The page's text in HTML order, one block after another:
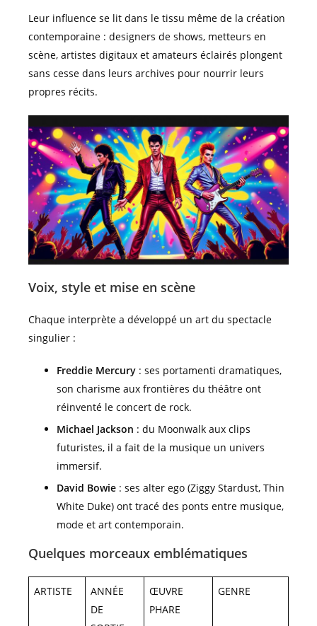
Leur influence se lit dans le tissu même de la création
contemporaine : designers de shows, metteurs en
scène, artistes digitaux et amateurs éclairés plongent
sans cesse dans leurs archives pour nourrir leurs
propres récits.
Voix, style et mise en scène
Chaque interprète a développé un art du spectacle
singulier :
Freddie Mercury : ses portamenti dramatiques,
son charisme aux frontières du théâtre ont
réinventé le concert de rock.
Michael Jackson : du Moonwalk aux clips
futuristes, il a fait de la musique un univers
immersif.
David Bowie : ses alter ego (Ziggy Stardust, Thin
White Duke) ont tracé des ponts entre musique,
mode et art contemporain.
Quelques morceaux emblématiques
ARTISTE
ANNÉE
DE
ŒUVRE
PHARE
GENRE